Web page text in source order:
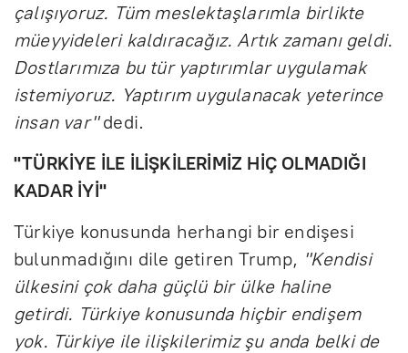
çalışıyoruz. Tüm meslektaşlarımla birlikte
müeyyideleri kaldıracağız. Artık zamanı geldi.
Dostlarımıza bu tür yaptırımlar uygulamak
istemiyoruz. Yaptırım uygulanacak yeterince
insan var"dedi.
"TÜRKİYE İLE İLİŞKİLERİMİZ HİÇ OLMADIĞI
KADAR İYİ"
Türkiye konusunda herhangi bir endişesi
bulunmadığını dile getiren Trump, "Kendisi
ülkesini çok daha güçlü bir ülke haline
getirdi. Türkiye konusunda hiçbir endişem
yok. Türkiye ile ilişkilerimiz şu anda belki de